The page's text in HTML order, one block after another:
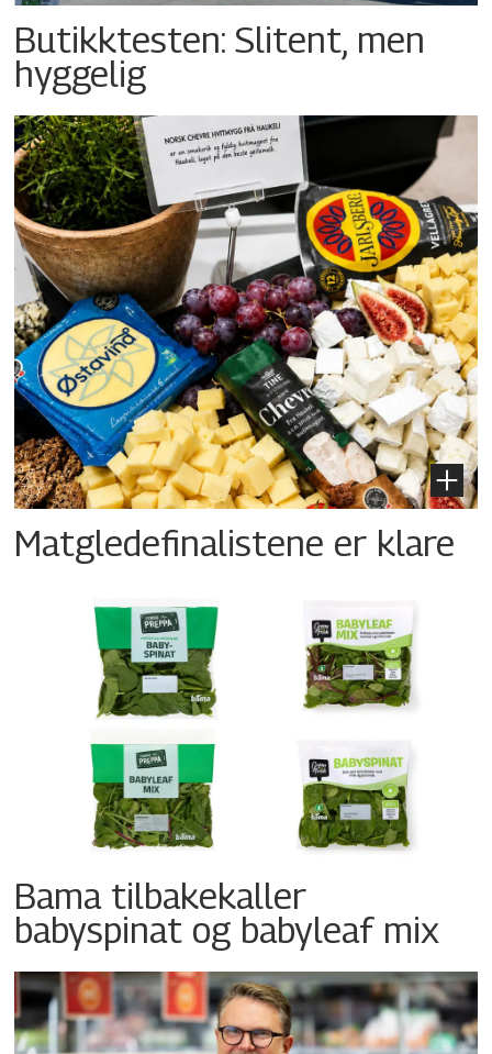
Butikktesten: Slitent, men
hyggelig
Matgledefinalistene er klare
Bama tilbakekaller
babyspinat og babyleaf mix